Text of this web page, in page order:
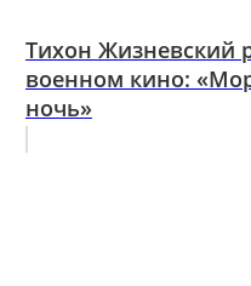
Тихон Жизневский
военном кино:
ночь»